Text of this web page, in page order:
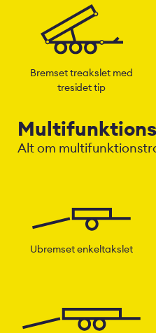
Bremset treakslet med
tresidet tip
Alt om
Ubremset enkeltakslet